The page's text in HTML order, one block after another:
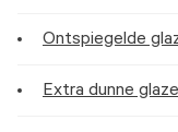
Ontspiegelde
Extra dunne